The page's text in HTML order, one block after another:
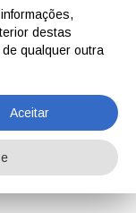
destas
qualquer outra
Aceitar